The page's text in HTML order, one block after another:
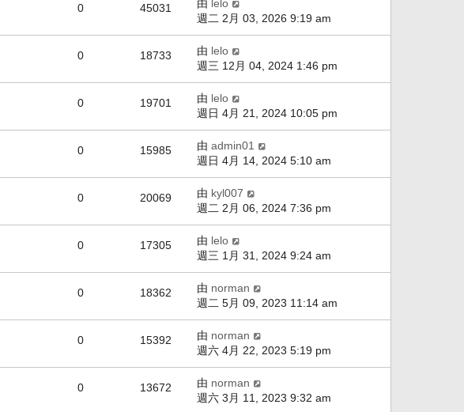
0 45031 由 lelo
週二 2月 03, 2026 9:19 am
0 18733 由 lelo
週三 12月 04, 2024 1:46 pm
0 19701 由 lelo
週日 4月 21, 2024 10:05 pm
0 15985 由 admin01
週日 4月 14, 2024 5:10 am
0 20069 由 kyl007
週二 2月 06, 2024 7:36 pm
0 17305 由 lelo
週三 1月 31, 2024 9:24 am
0 18362 由 norman
週二 5月 09, 2023 11:14 am
0 15392 由 norman
週六 4月 22, 2023 5:19 pm
0 13672 由 norman
週六 3月 11, 2023 9:32 am